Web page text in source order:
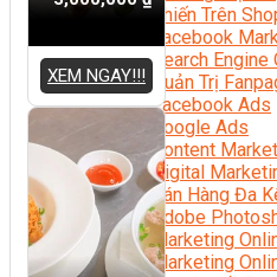
Chiến Trên
Facebook
Search Engine
Quản Trị
Facebook Ads
Google Ads
Content
Digital
Bán Hàng Đa
Adobe
Marketing
Marketing
XEM NGAY!!!